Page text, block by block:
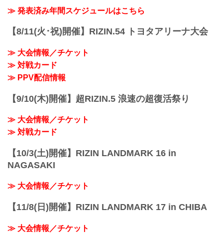
≫ 発表済み年間スケジュールはこちら
【8/11(火･祝)開催】RIZIN.54 トヨタアリーナ大会
≫ 大会情報／チケット
≫ 対戦カード
≫ PPV配信情報
【9/10(木)開催】超RIZIN.5 浪速の超復活祭り
≫ 大会情報／チケット
≫ 対戦カード
【10/3(土)開催】RIZIN LANDMARK 16 in
NAGASAKI
≫ 大会情報／チケット
【11/8(日)開催】RIZIN LANDMARK 17 in CHIBA
≫ 大会情報／チケット